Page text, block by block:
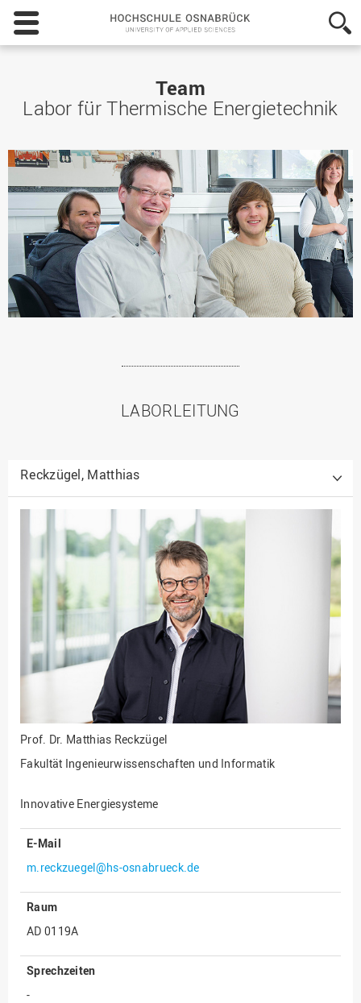
Hochschule
Osnabrück
-
Sciences
Team
Labor für Thermische Energietechnik
LABORLEITUNG
Reckzügel, Matthias
Prof. Dr. Matthias Reckzügel
Fakultät Ingenieurwissenschaften und Informatik
Innovative Energiesysteme
E-Mail
m.reckzuegel@hs-osnabrueck.de
Raum
AD 0119A
Sprechzeiten
-